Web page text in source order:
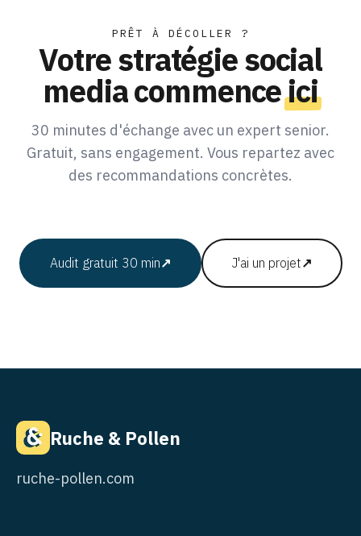
PRÊT À DÉCOLLER ?
Votre stratégie social
media commenceici
30 minutes d'échange avec un expert senior.
Gratuit, sans engagement. Vous repartez avec
des recommandations concrètes.
Audit gratuit 30 min↗ J'ai un projet↗
Ruche & Pollen
ruche-pollen.com